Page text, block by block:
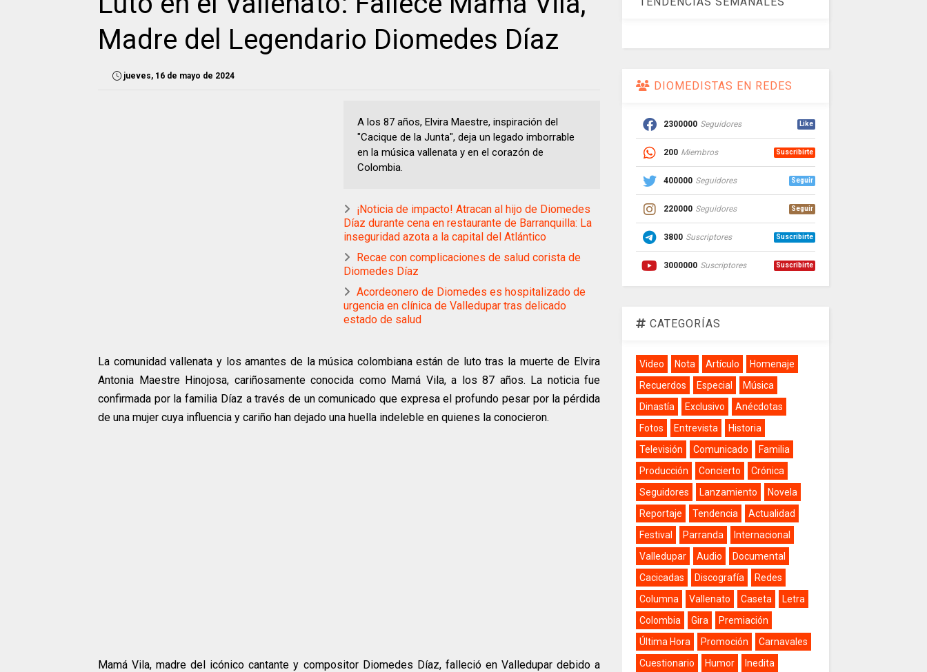
Madre del Legendario Diomedes Díaz
jueves, 16 de mayo de 2024
A los 87 años, Elvira Maestre, inspiración del
"Cacique de la Junta", deja un legado imborrable
en la música vallenata y en el corazón de
Colombia.
¡Noticia de impacto! Atracan al hijo de Diomedes
Díaz durante cena en restaurante de Barranquilla: La
inseguridad azota a la capital del Atlántico
Recae con complicaciones de salud corista de
Diomedes Díaz
Acordeonero de Diomedes es hospitalizado de
urgencia en clínica de Valledupar tras delicado
estado de salud
La comunidad vallenata y los amantes de la música colombiana están de luto tras la muerte de Elvira
Antonia Maestre Hinojosa, cariñosamente conocida como Mamá Vila, a los 87 años. La noticia fue
confirmada por la familia Díaz a través de un comunicado que expresa el profundo pesar por la pérdida
de una mujer cuya influencia y cariño han dejado una huella indeleble en quienes la conocieron.
Mamá Vila, madre del icónico cantante y compositor Diomedes Díaz, falleció en Valledupar debido a
DIOMEDISTAS EN REDES
2300000 Seguidores Like
200 Miembros Suscribirte
400000 Seguidores Seguir
220000 Seguidores Seguir
3800 Suscriptores Suscribirte
3000000 Suscriptores Suscribirte
CATEGORÍAS
Video Nota Artículo
Homenaje
Recuerdos
Especial
Música
Dinastía
Exclusivo
Anécdotas
Fotos
Entrevista
Historia
Televisión
Comunicado
Familia
Producción
Concierto
Crónica
Seguidores
Lanzamiento
Novela
Reportaje
Tendencia
Actualidad
Festival
Parranda
Internacional
Valledupar
Audio
Documental
Cacicadas
Discografía
Redes
Columna
Vallenato Caseta
Letra
Colombia
Gira
Premiación
Última Hora
Promoción
Carnavales
Cuestionario
Humor
Inedita